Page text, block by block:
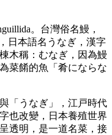
。台灣俗名鰻，
日本語名うなぎ，漢字
木稱：むなぎ，因為鰻
菜餚的魚「肴にならな
「うなぎ」，江戸時代
也改變，日本養殖世界
透明，是一道名菜，接